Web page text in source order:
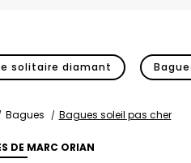
solitaire diamant
Bagues Bagues soleil pas cher
DE MARC ORIAN